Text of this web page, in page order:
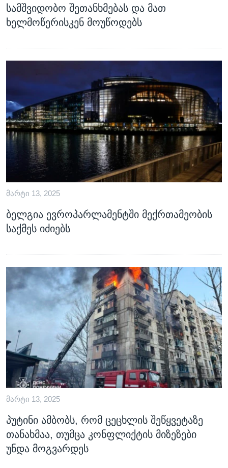
სამშვიდობო შეთანხმებას და მათ
ხელმოწერისკენ მოუწოდებს
ᲛᲐᲠᲢᲘ 13, 2025
ბელგია ევროპარლამენტში მექრთამეობის
საქმეს იძიებს
ᲛᲐᲠᲢᲘ 13, 2025
პუტინი ამბობს, რომ ცეცხლის შეწყვეტაზე
თანახმაა, თუმცა კონფლიქტის მიზეზები
უნდა მოგვარდეს